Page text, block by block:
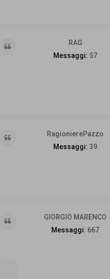
RAG
Messaggi: 57
RagionierePazzo
Messaggi: 39
GIORGIO MARENCO
Messaggi: 667